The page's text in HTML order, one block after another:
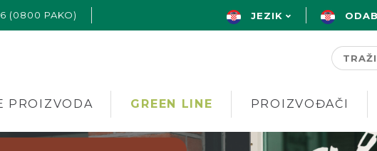
(0800 PAKO) JEZIK
PROIZVODA GREEN LINE PROIZVOĐAČI